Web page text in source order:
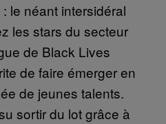
le néant intersidéral
les stars du secteur
de Black Lives
de faire émerger en
de jeunes talents.
sortir du lot grâce à